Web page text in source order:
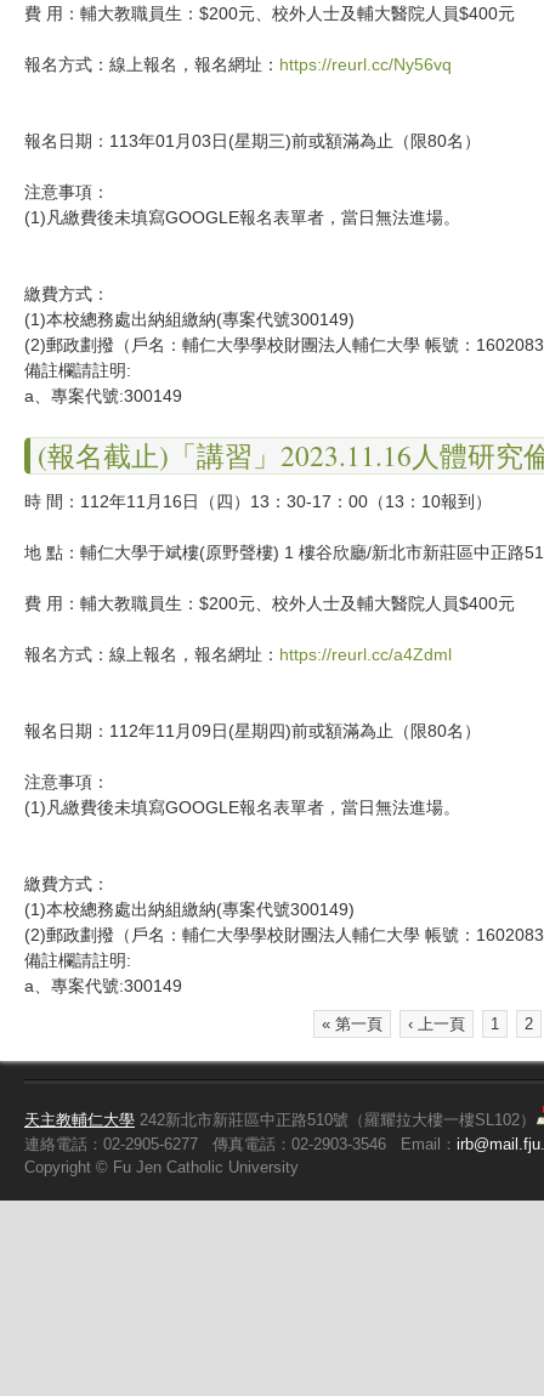
費 用：輔大教職員生：$200元、校外人士及輔大醫院人員$400元
報名方式：線上報名，報名網址： https://reurl.cc/Ny56vq
報名日期：113年01月03日(星期三)前或額滿為止（限80名）
注意事項：
(1)凡繳費後未填寫GOOGLE報名表單者，當日無法進場。
繳費方式：
(1)本校總務處出納組繳納(專案代號300149)
(2)郵政劃撥（戶名：輔仁大學學校財團法人輔仁大學 帳號：
備註欄請註明:
a、專案代號:300149
(報名截止)「講習」2023.11.16人體研究
時 間：112年11月16日（四）13：30-17：00（13：10報到）
地 點：輔仁大學于斌樓(原野聲樓) 1 樓谷欣廳/新北市新莊區中正路
費 用：輔大教職員生：$200元、校外人士及輔大醫院人員$400元
報名方式：線上報名，報名網址： https://reurl.cc/a4Zdml
報名日期：112年11月09日(星期四)前或額滿為止（限80名）
注意事項：
(1)凡繳費後未填寫GOOGLE報名表單者，當日無法進場。
繳費方式：
(1)本校總務處出納組繳納(專案代號300149)
(2)郵政劃撥（戶名：輔仁大學學校財團法人輔仁大學 帳號：
備註欄請註明:
a、專案代號:300149
« 第一頁 ‹ 上一頁 1 2
天主教輔仁大學 242新北市新莊區中正路510號（羅耀拉大樓一樓SL102）
連絡電話：02-2905-6277
傳真電話：02-2903-3546 Email：
Copyright © Fu Jen Catholic University